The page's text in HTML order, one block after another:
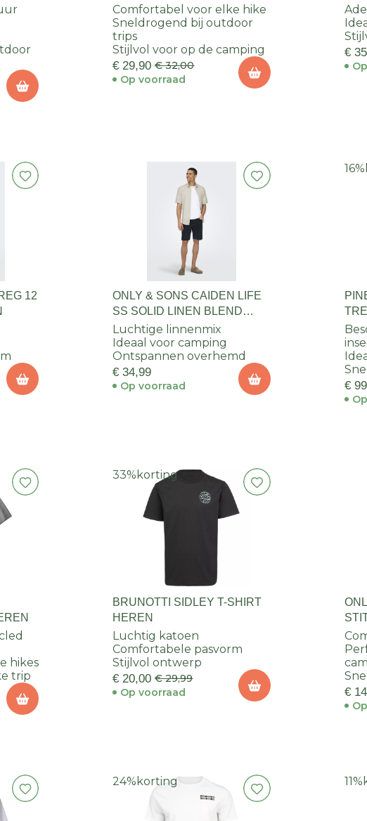
REGULAR S/S HEREN
Comfortabel voor elke hike
Sneldrogend bij outdoor
trips
Stijlvol voor op de camping
€ 29,90 € 32,00
Op voorraad
€
12
ONLY & SONS CAIDEN LIFE
SS SOLID LINEN BLEND
HEREN
Luchtige linnenmix
Ideaal voor camping
Ontspannen overhemd
€ 34,99
Op voorraad
16%
€
hikes
trip
33% korting
BRUNOTTI SIDLEY T-SHIRT
HEREN
Luchtig katoen
Comfortabele pasvorm
Stijlvol ontwerp
€ 20,00 € 29,99
Op voorraad
€
24% korting 11%